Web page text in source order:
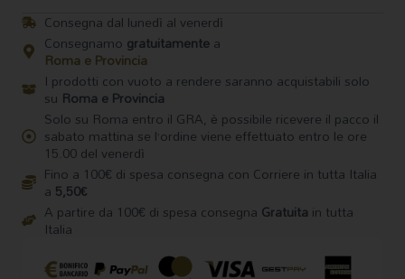
quantità
Consegna dal lunedì al venerdì
Consegnamo gratuitamentea
Roma e Provincia
I prodotti con vuoto a rendere saranno acquistabili solo
su Roma e Provincia
Solo su Roma entro il GRA, è possibile ricevere il pacco il
sabato mattina se l’ordine viene effettuato entro le ore
15.00 del venerdì
Fino a 100€ di spesa consegna con Corriere in tutta Italia
a 5,50€
A partire da 100€ di spesa consegna Gratuita in tutta
Italia